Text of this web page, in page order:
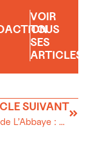
VOIR
TOUS
SES
ARTICLES
SUIVANT
Commune de L’Abbaye : Avis d’enquête